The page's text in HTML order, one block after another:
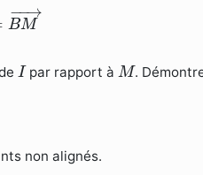
−−→
BM
→
I
I par rapport à M
M.
non alignés.